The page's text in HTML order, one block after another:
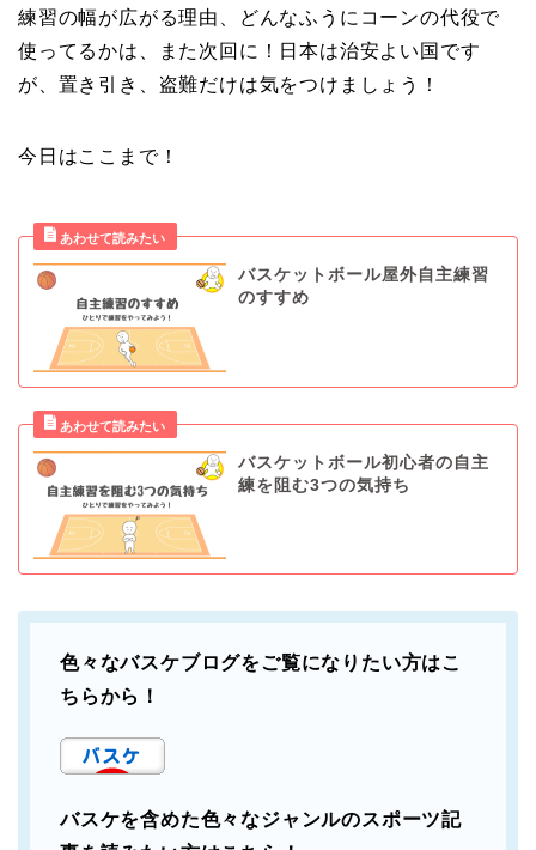
練習の幅が広がる理由、どんなふうにコーンの代役で
使ってるかは、また次回に！日本は治安よい国です
が、置き引き、盗難だけは気をつけましょう！
今日はここまで！
バスケットボール屋外自主練習
のすすめ
バスケットボール初心者の自主
練を阻む3つの気持ち
色々なバスケブログをご覧になりたい方はこ
ちらから！
バスケを含めた色々なジャンルのスポーツ記